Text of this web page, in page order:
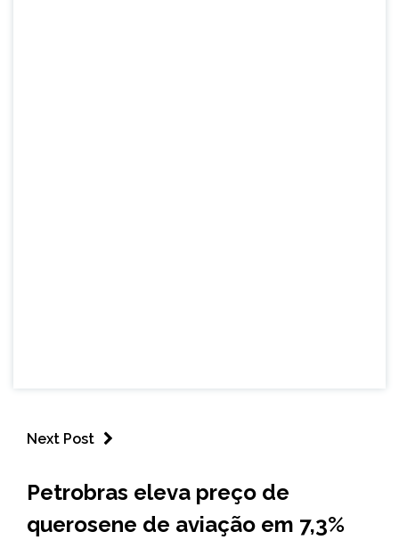
Next Post
NOTÍCIAS
Petrobras eleva preço de
querosene de aviação em 7,3%